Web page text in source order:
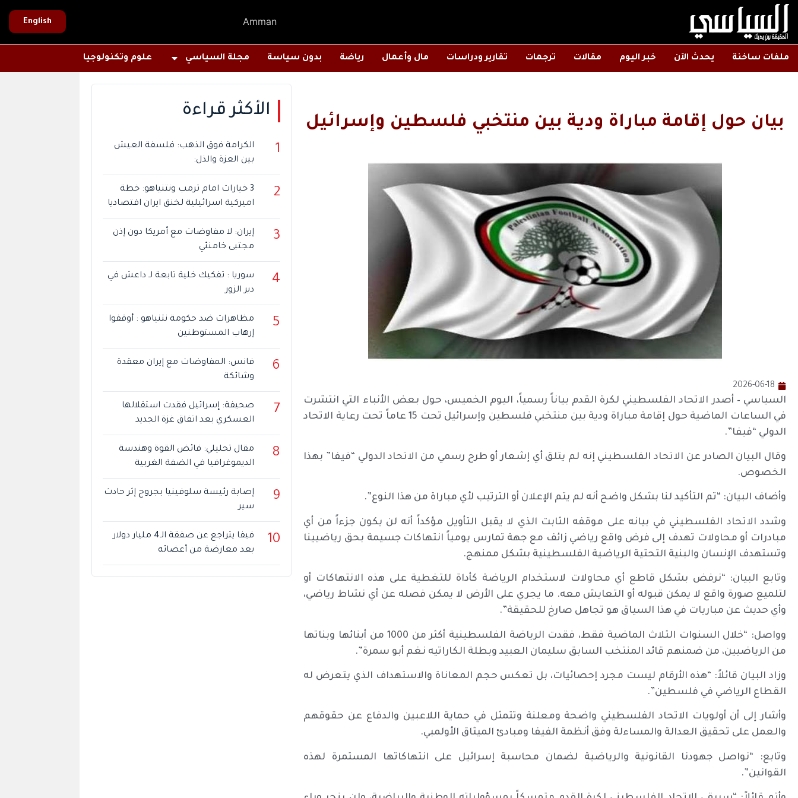
Amman
English
ملفات ساخنة يحدث الآن خبر اليوم مقالات ترجمات تقارير ودراسات مال وأعمال رياضة بدون سياسة مجلة السياسي علوم وتكنولوجيا
بيان حول إقامة مباراة ودية بين منتخبي فلسطين وإسرائيل
2026-06-18
السياسي – أصدر الاتحاد الفلسطيني لكرة القدم بياناً رسمياً، اليوم الخميس، حول بعض الأنباء التي انتشرت
في الساعات الماضية حول إقامة مباراة ودية بين منتخبي فلسطين وإسرائيل تحت 15 عاماً تحت رعاية الاتحاد
الدولي “فيفا”.
وقال البيان الصادر عن الاتحاد الفلسطيني إنه لم يتلق أي إشعار أو طرح رسمي من الاتحاد الدولي “فيفا” بهذا
الخصوص.
وأضاف البيان: “تم التأكيد لنا بشكل واضح أنه لم يتم الإعلان أو الترتيب لأي مباراة من هذا النوع”.
وشدد الاتحاد الفلسطيني في بيانه على موقفه الثابت الذي لا يقبل التأويل مؤكداً أنه لن يكون جزءاً من أي
مبادرات أو محاولات تهدف إلى فرض واقع رياضي زائف مع جهة تمارس يومياً انتهاكات جسيمة بحق رياضيينا
وتستهدف الإنسان والبنية التحتية الرياضية الفلسطينية بشكل ممنهج.
وتابع البيان: “نرفض بشكل قاطع أي محاولات لاستخدام الرياضة كأداة للتغطية على هذه الانتهاكات أو
لتلميع صورة واقع لا يمكن قبوله أو التعايش معه. ما يجري على الأرض لا يمكن فصله عن أي نشاط رياضي،
وأي حديث عن مباريات في هذا السياق هو تجاهل صارخ للحقيقة”.
وواصل: “خلال السنوات الثلاث الماضية فقط، فقدت الرياضة الفلسطينية أكثر من 1000 من أبنائها وبناتها
من الرياضيين، من ضمنهم قائد المنتخب السابق سليمان العبيد وبطلة الكاراتيه نغم أبو سمرة”.
وزاد البيان قائلاً: “هذه الأرقام ليست مجرد إحصائيات، بل تعكس حجم المعاناة والاستهداف الذي يتعرض له
القطاع الرياضي في فلسطين”.
وأشار إلى أن أولويات الاتحاد الفلسطيني واضحة ومعلنة وتتمثل في حماية اللاعبين والدفاع عن حقوقهم
والعمل على تحقيق العدالة والمساءلة وفق أنظمة الفيفا ومبادئ الميثاق الأولمبي.
وتابع: “نواصل جهودنا القانونية والرياضية لضمان محاسبة إسرائيل على انتهاكاتها المستمرة لهذه
القوانين”.
الأكثر قراءة
1
الكرامة فوق الذهب: فلسفة العيش
بين العزة والذل:
2
3 خيارات امام ترمب ونتنياهو: خطة
اميركية اسرائيلية لخنق ايران اقتصاديا
3
إيران: لا مفاوضات مع أمريكا دون إذن
مجتبى خامنئي
4
سوريا : تفكيك خلية تابعة لـ داعش في
دير الزور
5
مظاهرات ضد حكومة نتنياهو : أوقفوا
إرهاب المستوطنين
6
فانس: المفاوضات مع إيران معقدة
وشائكة
7
صحيفة: إسرائيل فقدت استقلالها
العسكري بعد اتفاق غزة الجديد
8
مقال تحليلي: فائض القوة وهندسة
الديموغرافيا في الضفة الغربية
9
إصابة رئيسة سلوفينيا بجروح إثر حادث
سير
10
فيفا يتراجع عن صفقة الـ4 مليار دولار
بعد معارضة من أعضائه